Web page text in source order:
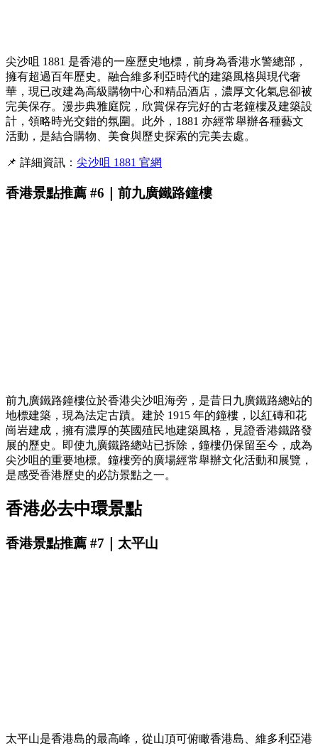
尖沙咀 1881 是香港的一座歷史地標，前身為香港水警總部，
擁有超過百年歷史。融合維多利亞時代的建築風格與現代奢
華，現已改建為高級購物中心和精品酒店，濃厚文化氣息卻被
完美保存。漫步典雅庭院，欣賞保存完好的古老鐘樓及建築設
計，領略時光交錯的氛圍。此外，1881 亦經常舉辦各種藝文
活動，是結合購物、美食與歷史探索的完美去處。
📌 詳細資訊： 尖沙咀 1881 官網
香港景點推薦 #6｜前九廣鐵路鐘樓
前九廣鐵路鐘樓位於香港尖沙咀海旁，是昔日九廣鐵路總站的
地標建築，現為法定古蹟。建於 1915 年的鐘樓，以紅磚和花
崗岩建成，擁有濃厚的英國殖民地建築風格，見證香港鐵路發
展的歷史。即使九廣鐵路總站已拆除，鐘樓仍保留至今，成為
尖沙咀的重要地標。鐘樓旁的廣場經常舉辦文化活動和展覽，
是感受香港歷史的必訪景點之一。
香港必去中環景點
香港景點推薦 #7｜太平山
太平山是香港島的最高峰，從山頂可俯瞰香港島、維多利亞港